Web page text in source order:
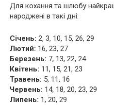
Для кохання та шлюбу
народжені в такі дні:
Січень: 2, 3, 10, 15, 26, 29
Лютий: 16, 23, 27
Березень: 7, 13, 22, 24
Квітень: 11, 15, 21, 23
Травень: 5, 11, 16
Червень: 14, 18, 20, 23, 29
Липень: 1, 20, 29